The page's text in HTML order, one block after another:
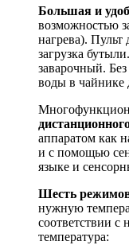
Большая и
возможностью
нагрева).
загрузка
заварочный.
воды в чайнике
аппаратом как
и с помощью
языке и
Шесть
нужную
соответствии с
температура: